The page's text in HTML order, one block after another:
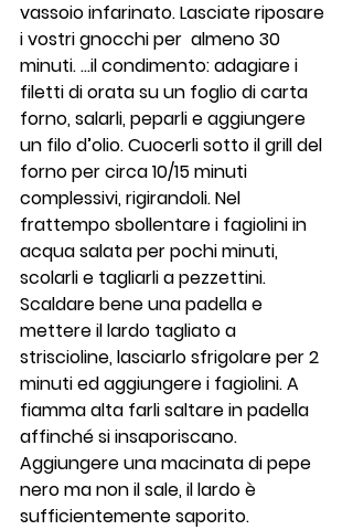
vassoio infarinato. Lasciate riposare
i vostri gnocchi per  almeno 30
minuti. …il condimento: adagiare i
filetti di orata su un foglio di carta
forno, salarli, peparli e aggiungere
un filo d’olio. Cuocerli sotto il grill del
forno per circa 10/15 minuti
complessivi, rigirandoli. Nel
frattempo sbollentare i fagiolini in
acqua salata per pochi minuti,
scolarli e tagliarli a pezzettini.
Scaldare bene una padella e
mettere il lardo tagliato a
striscioline, lasciarlo sfrigolare per 2
minuti ed aggiungere i fagiolini. A
fiamma alta farli saltare in padella
affinché si insaporiscano.
Aggiungere una macinata di pepe
nero ma non il sale, il lardo è
sufficientemente saporito.